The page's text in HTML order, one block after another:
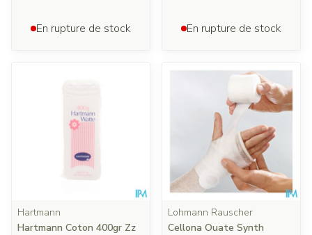
En rupture de stock En rupture de stock
Hartmann
Hartmann Coton 400gr Zz
Lohmann Rauscher
Cellona Ouate Synth